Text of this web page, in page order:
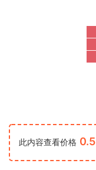
此内容查看价格 0.5